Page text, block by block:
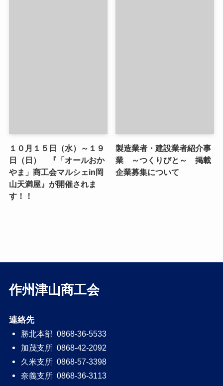
１０月１５日（水）～１９
日（日） 『「オールおか
やま」商工会マルシェin岡
山天満屋』が開催されま
す！！
製造業者・建設業者紹介事
業 ～つくりびと～ 掲載
企業募集について
作州津山商工会
連絡先
勝北本部 0868-36-5533
加茂支所 0868-42-2092
久米支所 0868-57-3398
奈義支所 0868-36-3113